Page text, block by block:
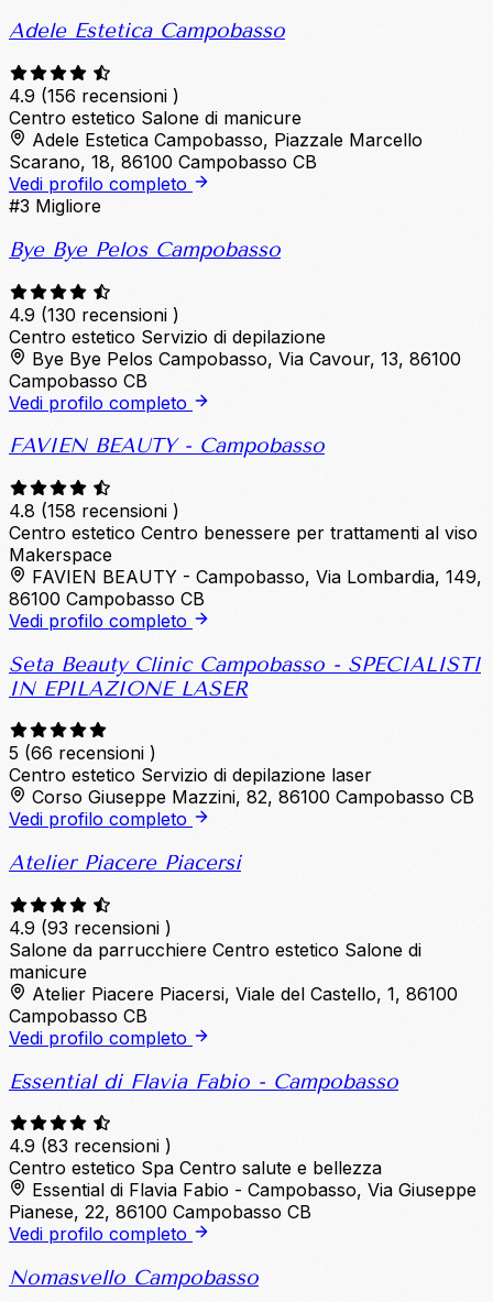
Adele Estetica Campobasso
4.9 (156 recensioni )
Centro estetico Salone di manicure
Adele Estetica Campobasso, Piazzale Marcello
Scarano, 18, 86100 Campobasso CB
Vedi profilo completo
#3 Migliore
Bye Bye Pelos Campobasso
4.9 (130 recensioni )
Centro estetico Servizio di depilazione
Bye Bye Pelos Campobasso, Via Cavour, 13, 86100
Campobasso CB
Vedi profilo completo
FAVIEN BEAUTY - Campobasso
4.8 (158 recensioni )
Centro estetico Centro benessere per trattamenti al viso
Makerspace
FAVIEN BEAUTY - Campobasso, Via Lombardia, 149,
86100 Campobasso CB
Vedi profilo completo
Seta Beauty Clinic Campobasso - SPECIALISTI
IN EPILAZIONE LASER
5 (66 recensioni )
Centro estetico Servizio di depilazione laser
Corso Giuseppe Mazzini, 82, 86100 Campobasso CB
Vedi profilo completo
Atelier Piacere Piacersi
4.9 (93 recensioni )
Salone da parrucchiere Centro estetico Salone di
manicure
Atelier Piacere Piacersi, Viale del Castello, 1, 86100
Campobasso CB
Vedi profilo completo
Essential di Flavia Fabio - Campobasso
4.9 (83 recensioni )
Centro estetico Spa Centro salute e bellezza
Essential di Flavia Fabio - Campobasso, Via Giuseppe
Pianese, 22, 86100 Campobasso CB
Vedi profilo completo
Nomasvello Campobasso